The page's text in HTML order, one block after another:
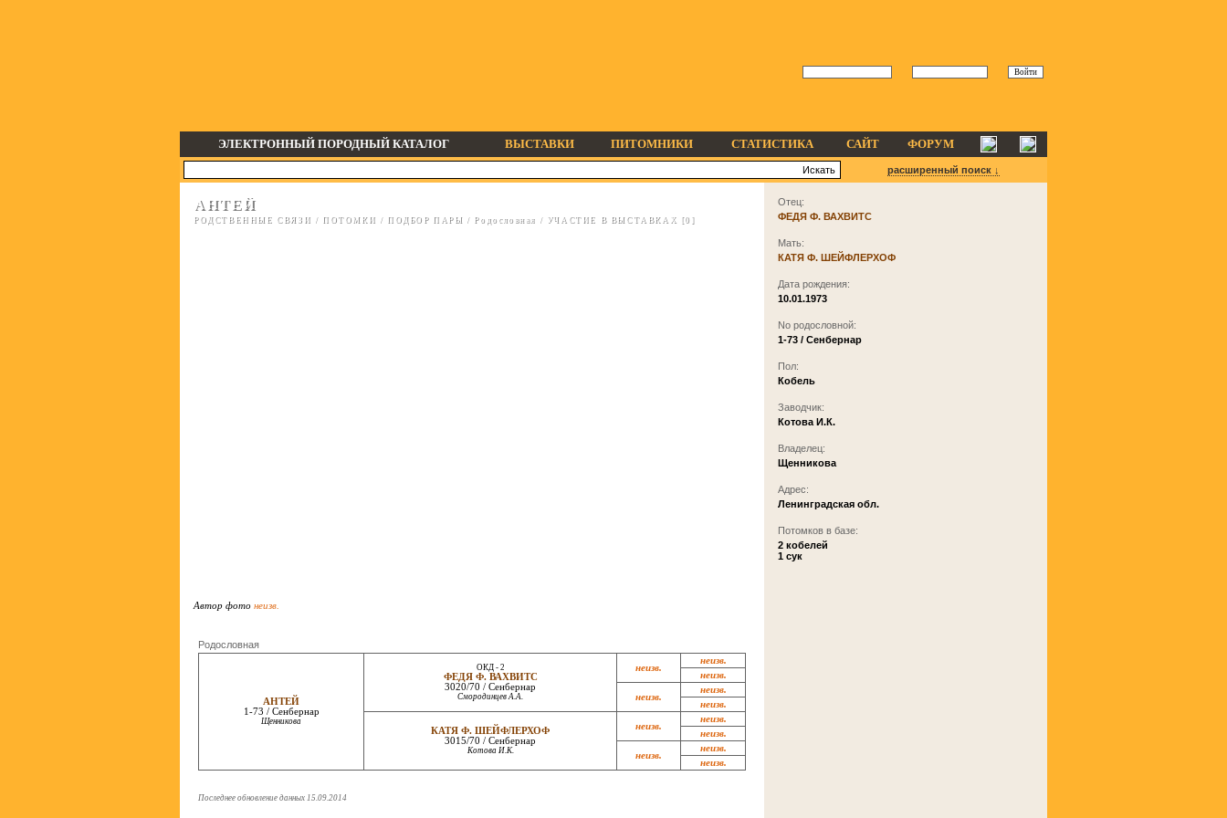
ЭЛЕКТРОННЫЙ ПОРОДНЫЙ КАТАЛОГ ВЫСТАВКИ ПИТОМНИКИ СТАТИСТИКА САЙТ ФОРУМ
расширенный поиск ↓
АНТЕЙ
РОДСТВЕННЫЕ СВЯЗИ / ПОТОМКИ / ПОДБОР ПАРЫ / Родословная / УЧАСТИЕ В ВЫСТАВКАХ [0]
Автор фото неизв.
Родословная
АНТЕЙ
1-73 / Сенбернар
Щенникова
ОКД - 2
ФЕДЯ Ф. ВАХВИТС
3020/70 / Сенбернар
Смородинцев А.А.
неизв.
неизв.
неизв.
неизв.
неизв.
неизв.
КАТЯ Ф. ШЕЙФЛЕРХОФ
3015/70 / Сенбернар
Котова И.К.
неизв.
неизв.
неизв.
неизв.
неизв.
неизв.
Последнее обновление данных 15.09.2014
Отец:
ФЕДЯ Ф. ВАХВИТС
Мать:
КАТЯ Ф. ШЕЙФЛЕРХОФ
Дата рождения:
10.01.1973
No родословной:
1-73 / Сенбернар
Пол:
Кобель
Заводчик:
Котова И.К.
Владелец:
Щенникова
Адрес:
Ленинградская обл.
Потомков в базе:
2 кобелей
1 сук